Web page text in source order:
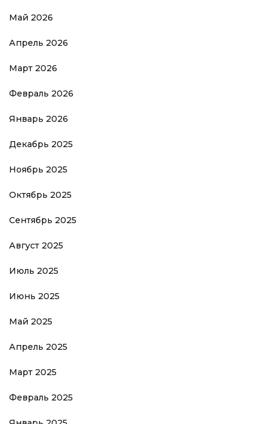
Май 2026
Апрель 2026
Март 2026
Февраль 2026
Январь 2026
Декабрь 2025
Ноябрь 2025
Октябрь 2025
Сентябрь 2025
Август 2025
Июль 2025
Июнь 2025
Май 2025
Апрель 2025
Март 2025
Февраль 2025